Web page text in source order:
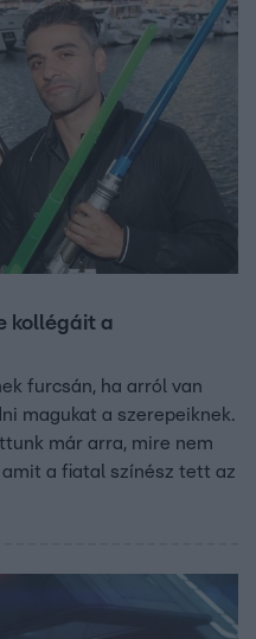
kollégáit a
furcsán, ha arról van
magukat a szerepeiknek.
már arra, mire nem
amit a fiatal színész tett az